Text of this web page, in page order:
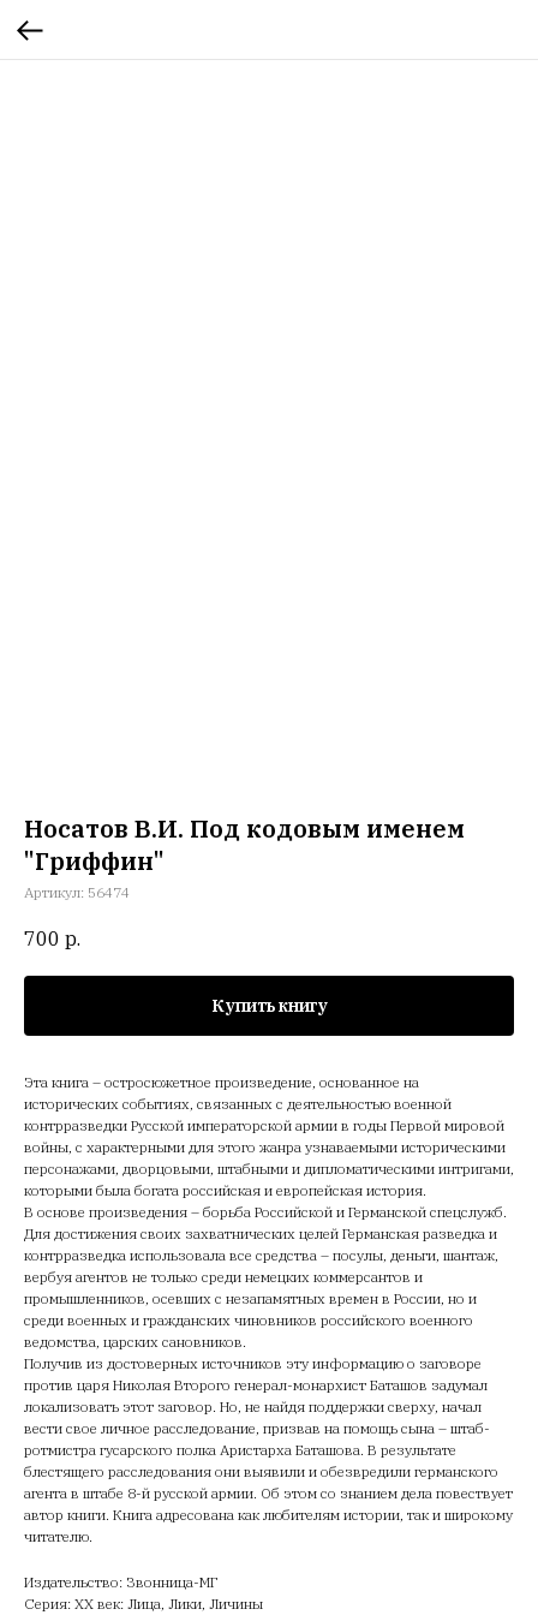
Носатов В.И. Под кодовым именем
"Гриффин"
Артикул: 56474
700 р.
Купить книгу
Эта книга – остросюжетное произведение, основанное на
исторических событиях, связанных с деятельностью военной
контрразведки Русской императорской армии в годы Первой мировой
войны, с характерными для этого жанра узнаваемыми историческими
персонажами, дворцовыми, штабными и дипломатическими интригами,
которыми была богата российская и европейская история.
В основе произведения – борьба Российской и Германской спецслужб.
Для достижения своих захватнических целей Германская разведка и
контрразведка использовала все средства – посулы, деньги, шантаж,
вербуя агентов не только среди немецких коммерсантов и
промышленников, осевших с незапамятных времен в России, но и
среди военных и гражданских чиновников российского военного
ведомства, царских сановников.
Получив из достоверных источников эту информацию о заговоре
против царя Николая Второго генерал-монархист Баташов задумал
локализовать этот заговор. Но, не найдя поддержки сверху, начал
вести свое личное расследование, призвав на помощь сына – штаб-
ротмистра гусарского полка Аристарха Баташова. В результате
блестящего расследования они выявили и обезвредили германского
агента в штабе 8-й русской армии. Об этом со знанием дела повествует
автор книги. Книга адресована как любителям истории, так и широкому
читателю.
Издательство: Звонница-МГ
Серия: XX век: Лица, Лики, Личины